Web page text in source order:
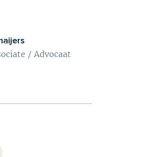
/ Advocaat